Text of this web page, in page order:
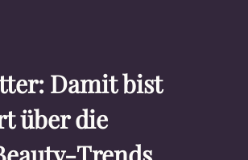
Damit bist
über die